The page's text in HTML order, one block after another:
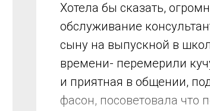
Хотела бы сказать,
обслуживание
сыну на выпускной в
времени- перемерили
и приятная в общении,
фасон, посоветовала что